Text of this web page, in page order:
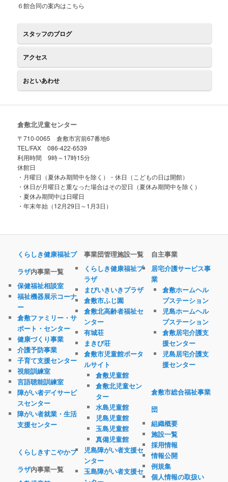
６館合同の案内はこちら
スタッフのブログ
アクセス
おといあわせ
倉敷北児童センター
〒710-0065 倉敷市宮前67番地6
TEL/FAX 086-422-6539
利用時間 9時～17時15分
休館日
・月曜日（夏休み期間中を除く）・休日（こどもの日は開館）
・休日が月曜日と重なった場合はその翌日（夏休み期間中を除く）
・夏休み期間中は日曜日
・年末年始（12月29日～1月3日）
くらしき健康福祉プ
ラザ内事業一覧
保健福祉相談室
福祉機器展示コーナ
ー
倉敷ファミリー・サ
ポート・センター
健康づくり事業
介護予防事業
子育て支援センター
視能訓練室
言語聴能訓練室
障がい者デイサービ
スセンター
障がい者就業・生活
支援センター
くらしきすこやかプ
ラザ内事業一覧
事業団管理施設一覧
くらしき健康福祉プ
ラザ
まびいきいきプラザ
倉敷市ふじ園
倉敷北高齢者福祉セ
ンター
有城荘
まきび荘
倉敷市児童館ポータ
ルサイト
倉敷児童館
倉敷北児童セン
ター
水島児童館
児島児童館
玉島児童館
真備児童館
児島障がい者支援セ
ンター
玉島障がい者支援セ
自主事業
居宅介護サービス事
業
倉敷ホームヘル
プステーション
児島ホームヘル
プステーション
倉敷居宅介護支
援センター
児島居宅介護支
援センター
倉敷市総合福祉事業
団
組織概要
施設一覧
採用情報
情報公開
例規集
個人情報の取扱い